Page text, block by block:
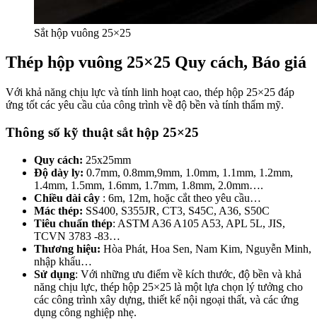
Sắt hộp vuông 25×25
Thép hộp vuông 25×25 Quy cách, Báo giá
Với khả năng chịu lực và tính linh hoạt cao, thép hộp 25×25 đáp
ứng tốt các yêu cầu của công trình về độ bền và tính thẩm mỹ.
Thông số kỹ thuật sắt hộp 25×25
Quy cách: 25x25mm
Độ dày ly: 0.7mm, 0.8mm,9mm, 1.0mm, 1.1mm, 1.2mm,
1.4mm, 1.5mm, 1.6mm, 1.7mm, 1.8mm, 2.0mm….
Chiều dài cây : 6m, 12m, hoặc cắt theo yêu cầu…
Mác thép: SS400, S355JR, CT3, S45C, A36, S50C
Tiêu chuẩn thép: ASTM A36 A105 A53, APL 5L, JIS,
TCVN 3783 -83…
Thương hiệu: Hòa Phát, Hoa Sen, Nam Kim, Nguyễn Minh,
nhập khẩu…
Sử dụng: Với những ưu điểm về kích thước, độ bền và khả
năng chịu lực, thép hộp 25×25 là một lựa chọn lý tưởng cho
các công trình xây dựng, thiết kế nội ngoại thất, và các ứng
dụng công nghiệp nhẹ.